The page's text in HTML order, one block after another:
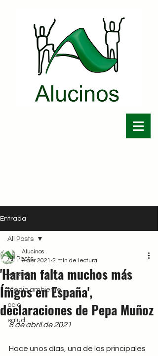
Entrada
All Posts
empleo
medio ambiente
ocio
salud
All Posts
'Harian falta muchos más
Íñigos en España',
declaraciones de Pepa Muñoz
Alucinos
9 abr 2021 2 min de lectura
8 de abril de 2021
Hace unos días, una de las principales